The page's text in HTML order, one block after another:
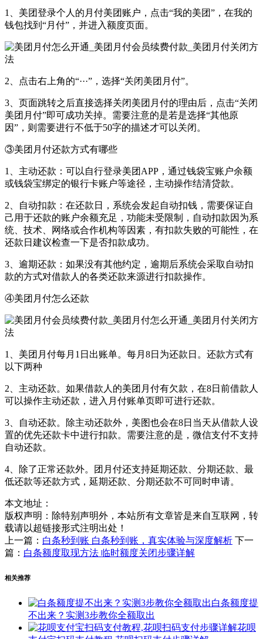
1、美团登录个人的月付美团账户，点击“我的美团”，在我的
钱包找到“月付”，并进入额度页面。
2、点击右上角的“···”，选择“关闭美团月付”。
3、页面跳转之后直接选择关闭美团月付的理由后，点击“关闭
美团月付”即可成功关掉。需要注意的是若是选择“其他原
因”，则需要进行不低于50字的描述才可以关闭。
③美团月付还款方式有哪些
1、主动还款：可以自行登录美团APP，通过钱袋宝账户余额
或钱袋宝绑定的银行卡账户等途径，主动操作结清贷款。
2、自动扣款：在还款日，系统会发起自动扣钱，需要保证自
己用于还款的账户余额充足，功能未受限制，自动扣款因为系
统、技术、网络或合作机构等因素，有扣款失败的可能性，在
还款日建议检查一下是否扣款成功。
3、逾期还款：如果没有其他约定，逾期后系统会采取自动扣
款的方式对借款人的各类还款来源进行扣款操作。
④美团月付怎么还款
1、美团月付每月1日出账单。每月8日为还款日。还款方式有
以下两种
2、主动还款。如果借款人的美团月付有欠款，在8日前借款人
可以操作主动还款，进入月付账单页即可进行还款。
3、自动还款。除主动还款外，美图也会在8日当天从借款人设
置的优先还款卡中进行扣款。需要注意的是，微信支付不支持
自动还款。
4、除了正常还款外。团月付还支持延期还款、分期还款、最
低还款等还款方式，延期还款、分期还款不可同时申请。
本文地址：
版权声明： 除特别声明外，本站所有文章皆是来自互联网，转
载请以超链接形式注明出处！
上一篇： 白条秒到账 白条秒到账，真实体验与深度解析 下一
篇： 白条额度取现方法 临时额度关闭步骤详解
相关推荐
白条额度提
不出来？实测3步教你全额取出
花呗